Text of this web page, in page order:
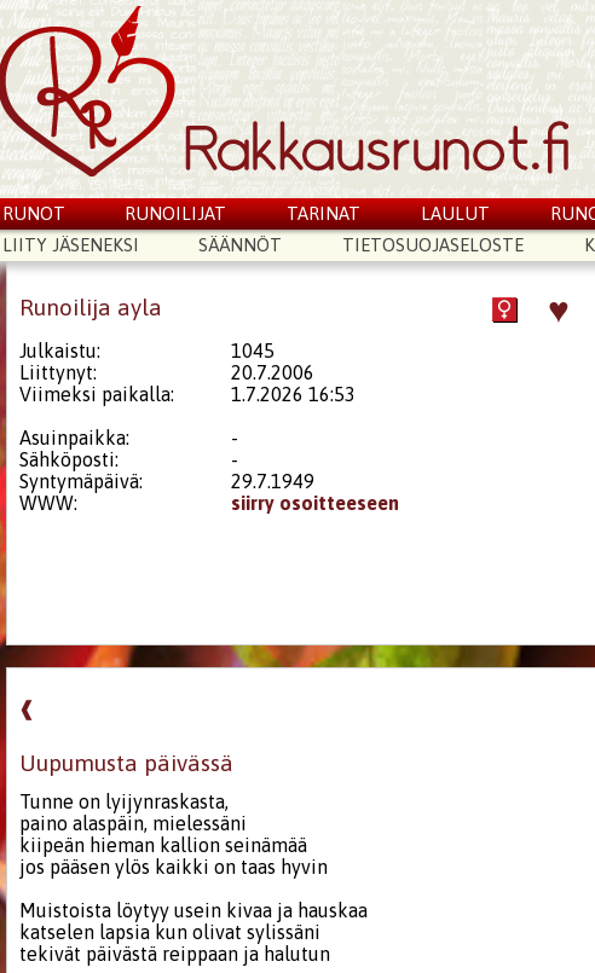
RUNOT RUNOILIJAT TARINAT LAULUT
LIITY JÄSENEKSI
SÄÄNNÖT TIETOSUOJASELOSTE
Runoilija ayla ♥
Julkaistu:
1045
Liittynyt:
20.7.2006
Viimeksi paikalla:
1.7.2026 16:53
Asuinpaikka:
-
Sähköposti:
-
Syntymäpäivä:
29.7.1949
WWW:
siirry osoitteeseen
❰
Uupumusta päivässä
Tunne on lyijynraskasta,
paino alaspäin, mielessäni
kiipeän hieman kallion seinämää
jos pääsen ylös kaikki on taas hyvin
Muistoista löytyy usein kivaa ja hauskaa
katselen lapsia kun olivat sylissäni
tekivät päivästä reippaan ja halutun